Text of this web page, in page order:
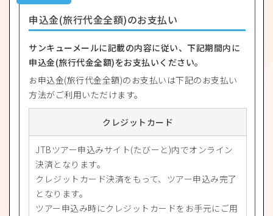
申込金(旅行代金全額)のお支払い
サンキューメールに記載の内容に従い、下記期間内に
申込金(旅行代金全額)をお支払いください。
お申込金(旅行代金全額)のお支払いは下記のお支払い
方法がご利用いただけます。
クレジットカード
JTBツアー申込みサイト(たびーと)内でオンライン
決済となります。
クレジットカード決済をもって、ツアー申込み完了
となります。
ツアー申込み時にクレジットカードをお手元にご用